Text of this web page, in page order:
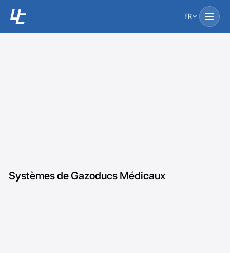
FR
Systèmes de Gazoducs Médicaux